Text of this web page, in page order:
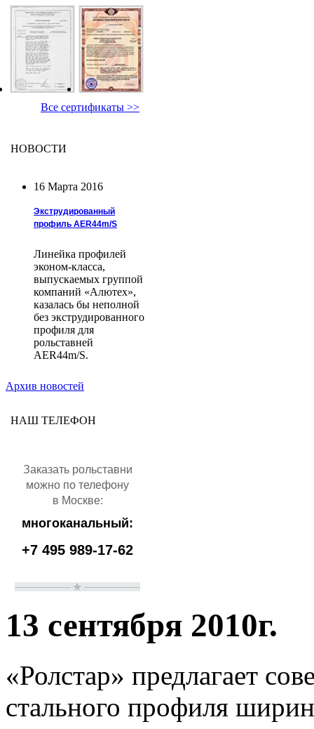
Все сертификаты >>
НОВОСТИ
16 Марта 2016
Экструдированный
профиль AER44m/S
Линейка профилей
эконом-класса,
выпускаемых группой
компаний «Алютех»,
казалась бы неполной
без экструдированного
профиля для
рольставней
AER44m/S.
Архив новостей
НАШ ТЕЛЕФОН
Заказать рольставни
можно по телефону
в Москве:
многоканальный:
+7 495 989-17-62
13 сентября 2010г.
«Ролстар» предлагает
стального профиля